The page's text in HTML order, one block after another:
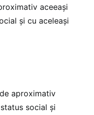
aceeași
și cu aceleași
aproximativ
social și